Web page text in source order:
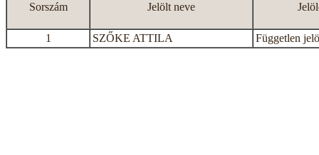
Sorszám Jelölt neve
1 SZŐKE ATTILA Független